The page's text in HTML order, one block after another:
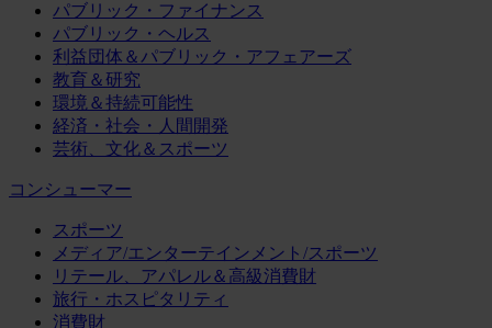
パブリック・ファイナンス
パブリック・ヘルス
利益団体＆パブリック・アフェアーズ
教育＆研究
環境＆持続可能性
経済・社会・人間開発
芸術、文化＆スポーツ
コンシューマー
スポーツ
メディア/エンターテインメント/スポーツ
リテール、アパレル＆高級消費財
旅行・ホスピタリティ
消費財